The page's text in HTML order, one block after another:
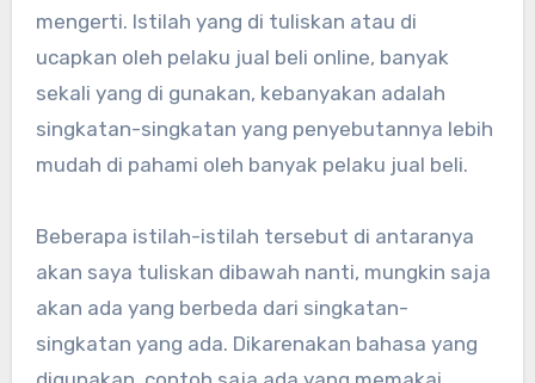
mengerti. Istilah yang di tuliskan atau di
ucapkan oleh pelaku jual beli online, banyak
sekali yang di gunakan, kebanyakan adalah
singkatan-singkatan yang penyebutannya lebih
mudah di pahami oleh banyak pelaku jual beli.
Beberapa istilah-istilah tersebut di antaranya
akan saya tuliskan dibawah nanti, mungkin saja
akan ada yang berbeda dari singkatan-
singkatan yang ada. Dikarenakan bahasa yang